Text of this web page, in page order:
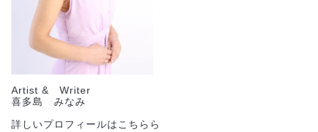
Artist & Writer
喜多島 みなみ
詳しいプロフィールはこちらら